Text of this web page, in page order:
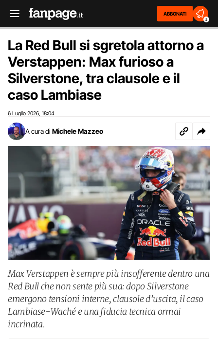
ABBONATI
2
La Red Bull si sgretola attorno a
Verstappen: Max furioso a
Silverstone, tra clausole e il
caso Lambiase
6 Luglio 2026 18:04
A cura di Michele Mazzeo
Max Verstappen è sempre più insofferente dentro una
Red Bull che non sente più sua: dopo Silverstone
emergono tensioni interne, clausole d’uscita, il caso
Lambiase-Waché e una fiducia tecnica ormai
incrinata.